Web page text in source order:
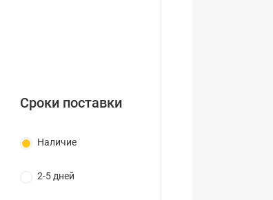
Сроки поставки
Наличие
2-5 дней